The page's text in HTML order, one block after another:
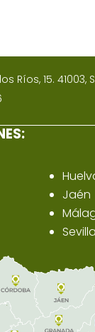
Ríos, 15. 41003,
Jaén
Sevilla